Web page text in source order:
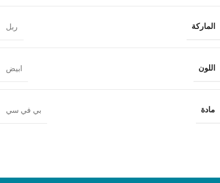
الماركة ربل
اللون ابيض
مادة بي في سي